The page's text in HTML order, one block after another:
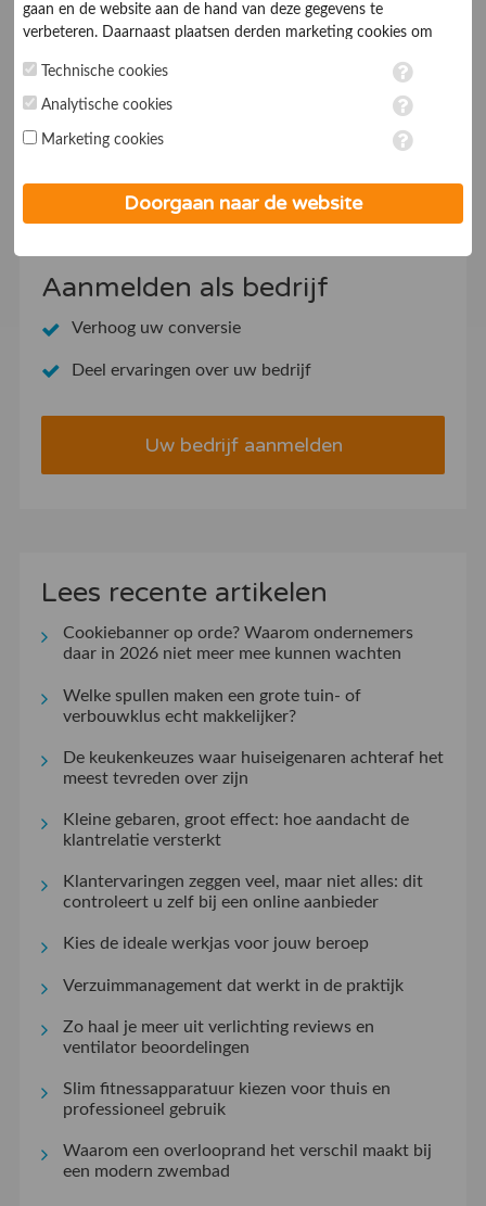
Administratiekantoren
7.0
LEFERINK Administratie Belasting Advies
1 2 3 4 5 6 7 ... 82 83
Aanmelden als bedrijf
Verhoog uw conversie
Deel ervaringen over uw bedrijf
Uw bedrijf aanmelden
Lees recente artikelen
Cookiebanner op orde? Waarom ondernemers
daar in 2026 niet meer mee kunnen wachten
Welke spullen maken een grote tuin- of
verbouwklus echt makkelijker?
De keukenkeuzes waar huiseigenaren achteraf het
meest tevreden over zijn
Kleine gebaren, groot effect: hoe aandacht de
klantrelatie versterkt
Klantervaringen zeggen veel, maar niet alles: dit
controleert u zelf bij een online aanbieder
Kies de ideale werkjas voor jouw beroep
Verzuimmanagement dat werkt in de praktijk
Zo haal je meer uit verlichting reviews en
ventilator beoordelingen
Slim fitnessapparatuur kiezen voor thuis en
professioneel gebruik
Waarom een overlooprand het verschil maakt bij
een modern zwembad
gaan en de website aan de hand van deze gegevens te
verbeteren. Daarnaast plaatsen derden marketing cookies om
marketing cookies worden persoonsgegevens verwerkt. Je geeft
toestemming voor deze verwerking wanneer je hieronder een
op ieder moment aanpassen in de
. Lees voor meer
Technische cookies
Analytische cookies
Marketing cookies
Doorgaan naar de website